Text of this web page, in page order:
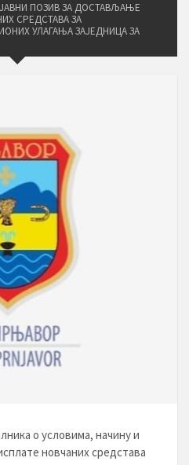
ПОЗИВ ЗА ДОСТАВЉАЊЕ
СРЕДСТАВА ЗА
УЛАГАЊА ЗАЈЕДНИЦА ЗА
о условима, начину и
новчаних средстава